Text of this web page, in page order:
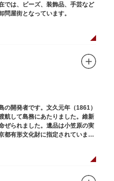
では、ビーズ、装飾品、手芸など
屋街となっています。
開発者です。文久元年（1861）
航して島務にあたりました。維新
ぜられました。遺品は小笠原の実
都有形文化財に指定されていま